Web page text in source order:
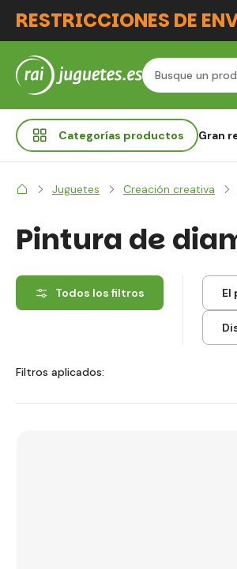
RESTRICCIONES DE
Categorías productos Gran
Juguetes Creación creativa
Pintura de
Todos los filtros El
Filtros aplicados: